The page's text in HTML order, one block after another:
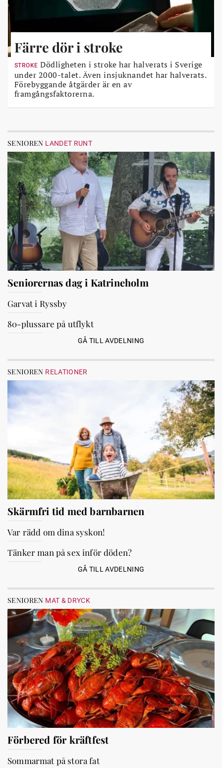
Färre dör i stroke
STROKE Dödligheten i stroke har halverats i Sverige
under 2000-talet. Även insjuknandet har halverats.
Förebyggande åtgärder är en av
framgångsfaktorerna.
SENIOREN LANDET RUNT
Seniorernas dag i Katrineholm
Garvat i Ryssby
80-plussare på utflykt
GÅ TILL AVDELNING
SENIOREN RELATIONER
Skärmfri tid med barnbarnen
Var rädd om dina syskon!
Tänker man på sex inför döden?
GÅ TILL AVDELNING
SENIOREN MAT & DRYCK
Förbered för kräftfest
Sommarmat på stora fat